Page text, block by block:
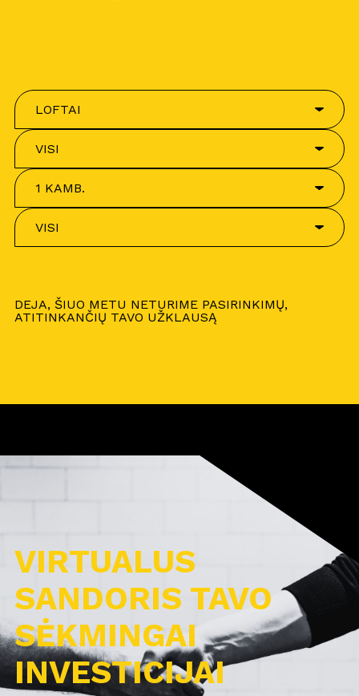
LOFTAI
VISI
1 KAMB.
VISI
DEJA, ŠIUO METU NETURIME PASIRINKIMŲ,
ATITINKANČIŲ TAVO UŽKLAUSĄ
VIRTUALUS
SANDORIS TAVO
SĖKMINGAI
INVESTICIJAI